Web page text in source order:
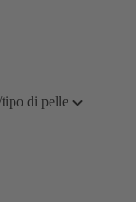
tipo di pelle